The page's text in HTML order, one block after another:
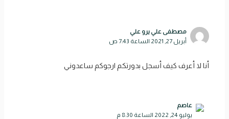
مصطفى علي يرو علي
أبريل 27, 2021 الساعة 7:43 ص
أنا لا أعرف كيف أسجل بدورتكم ارجوكم ساعدوني
عاصم
يوليو 24, 2022 الساعة 8:30 م